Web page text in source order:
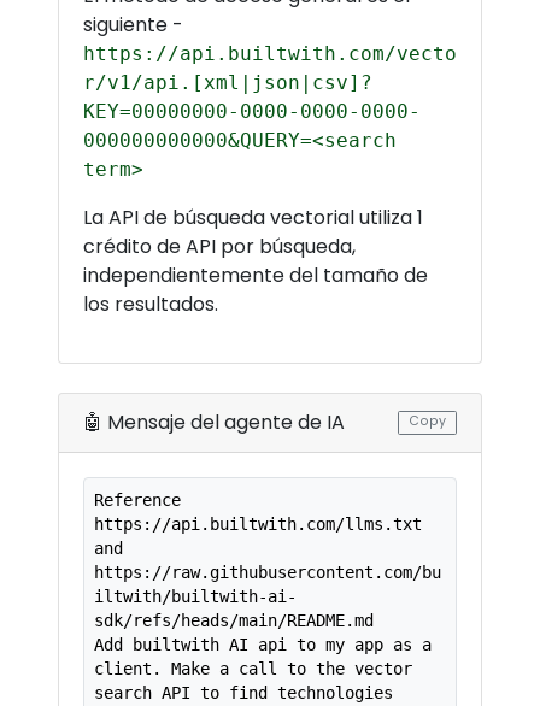
siguiente -
https://api.builtwith.com/vecto
r/v1/api.[xml|json|csv]?
KEY=00000000-0000-0000-0000-
000000000000&QUERY=<search
term>
La API de búsqueda vectorial utiliza 1
crédito de API por búsqueda,
independientemente del tamaño de
los resultados.
🤖 Mensaje del agente de IA Copy
Reference
https://api.builtwith.com/llms.txt
and
https://raw.githubusercontent.com/bu
iltwith/builtwith-ai-
sdk/refs/heads/main/README.md
Add builtwith AI api to my app as a
client. Make a call to the vector
search API to find technologies